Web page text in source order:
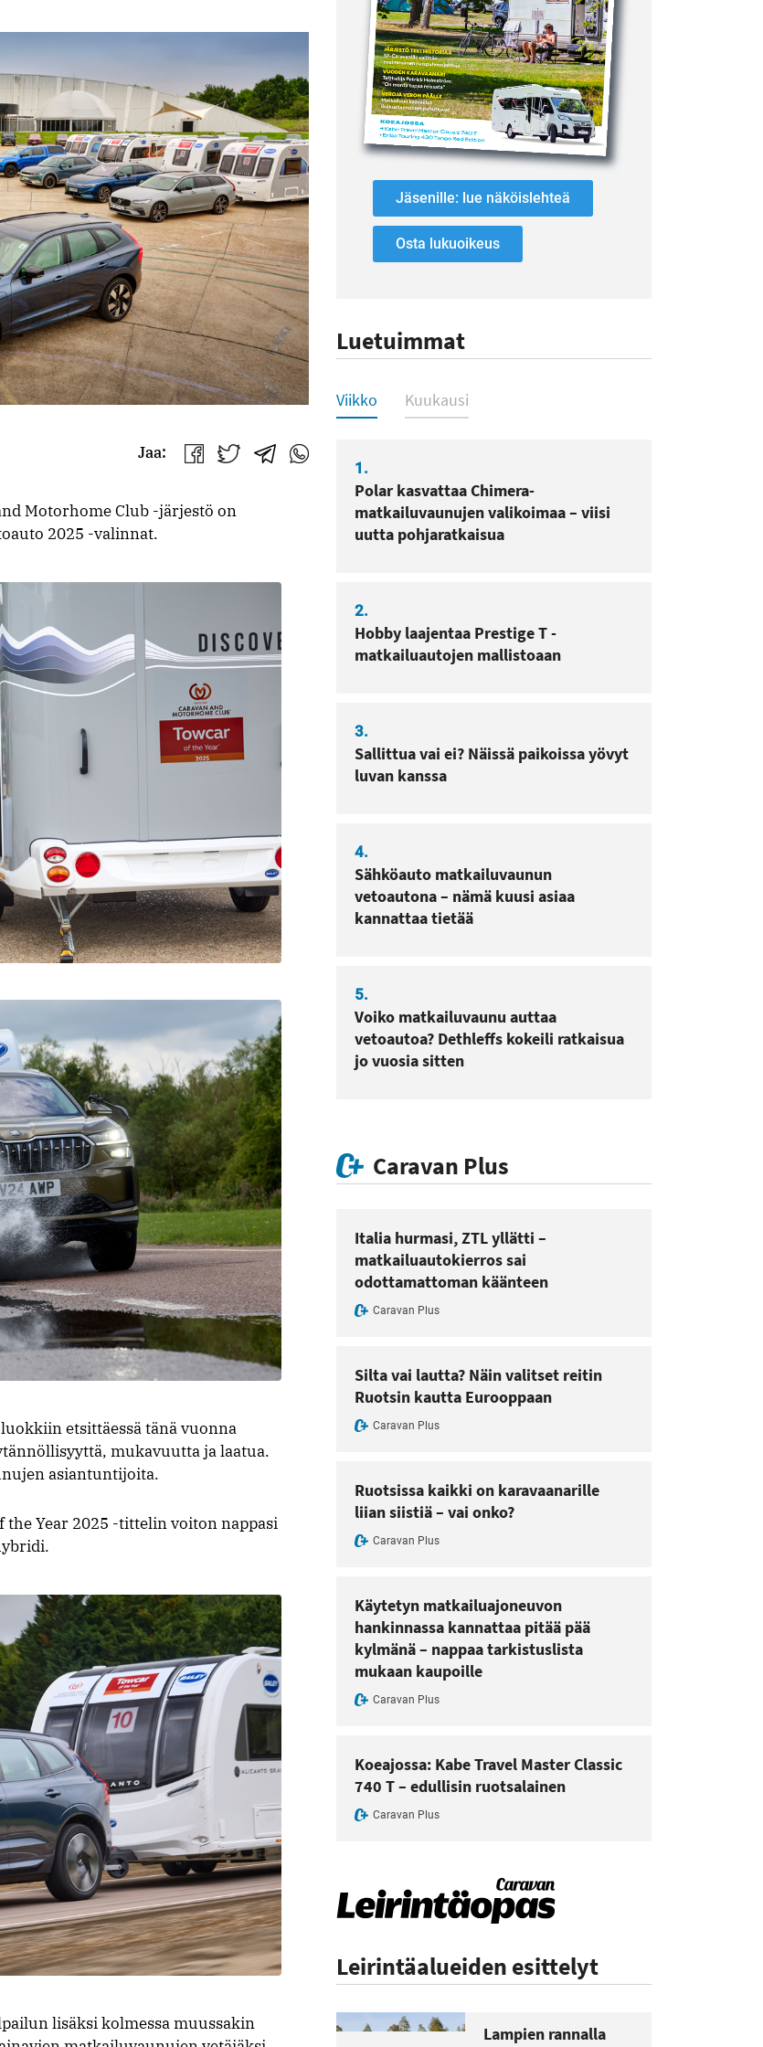
Jaa:
Jaa
Jaa
Jaa
Telegrammissa
Jaa
WhatsAppissa
Motorhome Club -järjestö on
2025 -valinnat.
etsittäessä tänä vuonna
mukavuutta ja laatua.
asiantuntijoita.
Year 2025 -tittelin voiton nappasi
lisäksi kolmessa muussakin
Jäsenille: lue näköislehteä
Osta lukuoikeus
Luetuimmat
Luetuimmat
Viikko Kuukausi
1.
Polar kasvattaa Chimera-
matkailuvaunujen valikoimaa – viisi
uutta pohjaratkaisua
2.
Hobby laajentaa Prestige T -
matkailuautojen mallistoaan
3.
Sallittua vai ei? Näissä paikoissa yövyt
luvan kanssa
4.
Sähköauto matkailuvaunun
vetoautona – nämä kuusi asiaa
kannattaa tietää
5.
Voiko matkailuvaunu auttaa
vetoautoa? Dethleffs kokeili ratkaisua
jo vuosia sitten
Caravan Plus
Italia hurmasi, ZTL yllätti –
matkailuautokierros sai
odottamattoman käänteen
Caravan Plus
Silta vai lautta? Näin valitset reitin
Ruotsin kautta Eurooppaan
Caravan Plus
Ruotsissa kaikki on karavaanarille
liian siistiä – vai onko?
Caravan Plus
Käytetyn matkailuajoneuvon
hankinnassa kannattaa pitää pää
kylmänä – nappaa tarkistuslista
mukaan kaupoille
Caravan Plus
Koeajossa: Kabe Travel Master Classic
740 T – edullisin ruotsalainen
Caravan Plus
Leirintäalueiden esittelyt
Lampien rannalla